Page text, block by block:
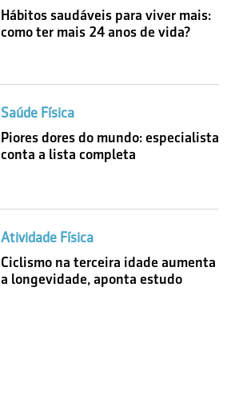
Hábitos saudáveis para viver mais:
como ter mais 24 anos de vida?
Saúde Física
Piores dores do mundo: especialista
conta a lista completa
Atividade Física
Ciclismo na terceira idade aumenta
a longevidade, aponta estudo